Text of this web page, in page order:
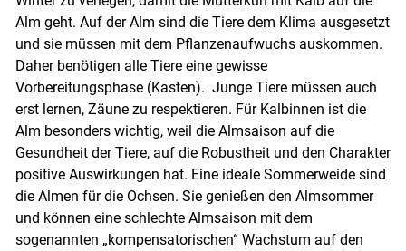
Alm geht. Auf der Alm sind die Tiere dem Klima ausgesetzt
und sie müssen mit dem Pflanzenaufwuchs auskommen.
Daher benötigen alle Tiere eine gewisse
Vorbereitungsphase (Kasten). Junge Tiere müssen auch
erst lernen, Zäune zu respektieren. Für Kalbinnen ist die
Alm besonders wichtig, weil die Almsaison auf die
Gesundheit der Tiere, auf die Robustheit und den Charakter
positive Auswirkungen hat. Eine ideale Sommerweide sind
die Almen für die Ochsen. Sie genießen den Almsommer
und können eine schlechte Almsaison mit dem
sogenannten „kompensatorischen“ Wachstum auf den